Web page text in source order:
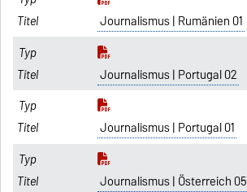
Journalismus | Rumänien 01
Journalismus | Portugal 02
Journalismus | Portugal 01
Journalismus | Österreich 05